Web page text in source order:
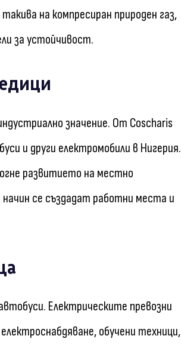
на компресиран природен газ,
за устойчивост.
значение. От Coscharis
и други електромобили в Нигерия.
развитието на местно
се създадат работни места и
Електрическите превозни
обучени техници,